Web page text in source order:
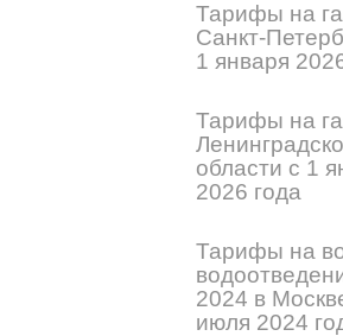
Тарифы на
Санкт-
1 января
Тарифы на
области с 1
2026 года
Тарифы на
2024 в
июля 2024